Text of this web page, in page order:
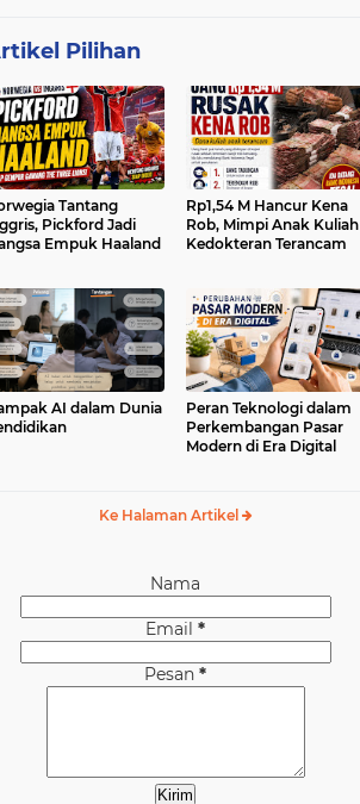
Pilihan
Tantang
Pickford Jadi
Empuk Haaland
Rp1,54 M Hancur Kena
Rob, Mimpi Anak Kuliah
Kedokteran Terancam
AI dalam Dunia
Peran Teknologi dalam
Perkembangan Pasar
Modern di Era Digital
Ke Halaman Artikel
Nama
Email *
Pesan *